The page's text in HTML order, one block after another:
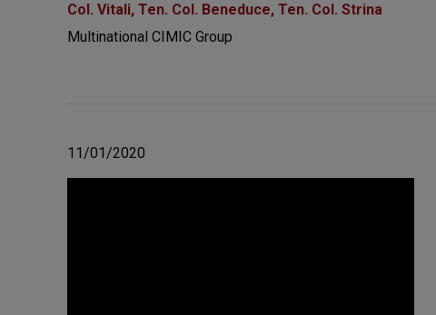
Col. Vitali, Ten. Col. Beneduce, Ten. Col. Strina
Multinational CIMIC Group
11/01/2020